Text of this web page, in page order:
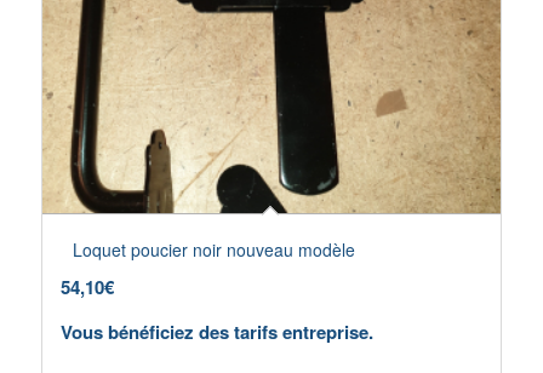
Loquet poucier noir nouveau modèle
54,10€
Vous bénéficiez des tarifs entreprise.